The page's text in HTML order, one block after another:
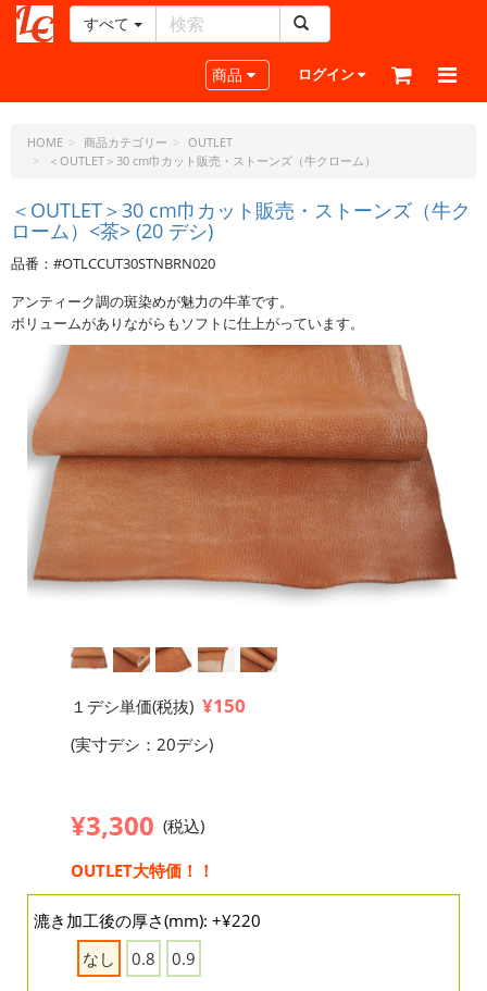
ー
ラ
フ
ド
ッ
ト・
ェ
ー
すべて
Toggle navigation
商品 ログイン
HOME 商品カテゴリー
OUTLET
＜OUTLET＞30 cm巾カット販売・ストーンズ（牛クローム）
＜OUTLET＞30 cm巾カット販売・ストーンズ（牛ク
ローム）<茶> (20 デシ)
品番：#OTLCCUT30STNBRN020
アンティーク調の斑染めが魅力の牛革です。
ボリュームがありながらもソフトに仕上がっています。
１デシ単価(税抜) ¥150
(実寸デシ：20デシ)
¥3,300 (税込)
OUTLET大特価！！
漉き加工後の厚さ(mm): +¥220
なし
0.8 0.9